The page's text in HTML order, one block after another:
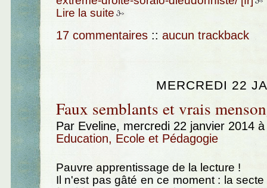
Lire la suite
17 commentaires :: aucun trackback
MERCREDI 22
Faux semblants et vrais
Par Eveline, mercredi 22 janvier 2014
Education, Ecole et Pédagogie
Pauvre apprentissage de la lecture !
Il n'est pas gâté en ce moment : la